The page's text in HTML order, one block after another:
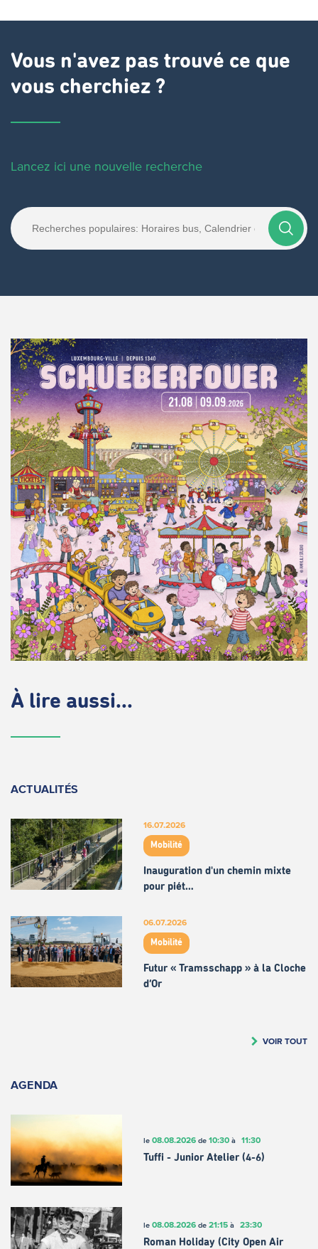
Vous n'avez pas trouvé ce que
vous cherchiez ?
Lancez ici une nouvelle recherche
À lire aussi...
ACTUALITÉS
16.07.2026
Mobilité
Inauguration d'un chemin mixte
pour piét…
06.07.2026
Mobilité
Futur « Tramsschapp » à la Cloche
d’Or
VOIR TOUT
AGENDA
le 08.08.2026de 10:30à 11:30
Tuffi - Junior Atelier (4-6)
le 08.08.2026de 21:15à 23:30
Roman Holiday (City Open Air